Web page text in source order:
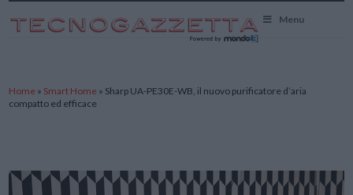
Menu
Home » Smart Home » Sharp UA-PE30E-WB, il nuovo purificatore d’aria
compatto ed efficace